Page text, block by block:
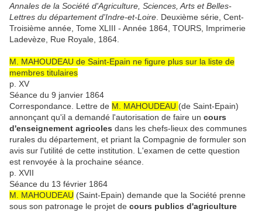
Annales de la Société d'Agriculture, Sciences, Arts et Belles-
Lettres du département d'Indre-et-Loire . Deuxième série, Cent-
Troisième année, Tome XLIII - Année 1864, TOURS, Imprimerie
Ladevèze, Rue Royale, 1864.
M. MAHOUDEAU de Saint-Epain ne figure plus sur la liste de
membres titulaires
p. XV
Séance du 9 janvier 1864
Correspondance. Lettre de M. MAHOUDEAU (de Saint-Epain)
annonçant qu'il a demandé l'autorisation de faire un cours
d'enseignement agricoles dans les chefs-lieux des communes
rurales du département, et priant la Compagnie de formuler son
avis sur l'utilité de cette institution. L'examen de cette question
est renvoyée à la prochaine séance.
p. XVII
Séance du 13 février 1864
M. MAHOUDEAU (Saint-Epain) demande que la Société prenne
sous son patronage le projet de cours publics d'agriculture